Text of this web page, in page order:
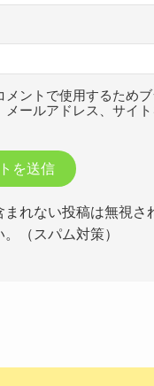
メントで使用するため
メールアドレス、サイト
まれない投稿は無視さ
（スパム対策）